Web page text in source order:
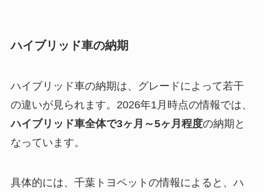
ハイブリッド車の納期
ハイブリッド車の納期は、グレードによって若干
の違いが見られます。2026年1月時点の情報では、
ハイブリッド車全体で3ヶ月～5ヶ月程度の納期と
なっています。
具体的には、千葉トヨペットの情報によると、ハ